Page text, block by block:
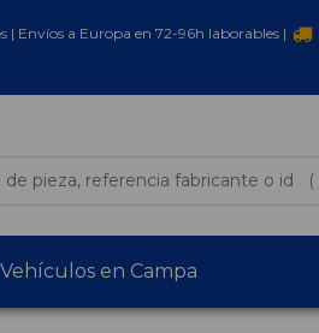
| Envíos a Europa en 72-96h laborables |
Vehículos en Campa